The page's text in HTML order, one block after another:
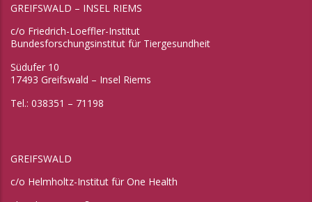
GREIFSWALD – INSEL RIEMS
c/o Friedrich-Loeffler-Institut
Bundesforschungsinstitut für Tiergesundheit
Südufer 10
17493 Greifswald – Insel Riems
Tel.: 038351 – 71198
GREIFSWALD
c/o Helmholtz-Institut für One Health